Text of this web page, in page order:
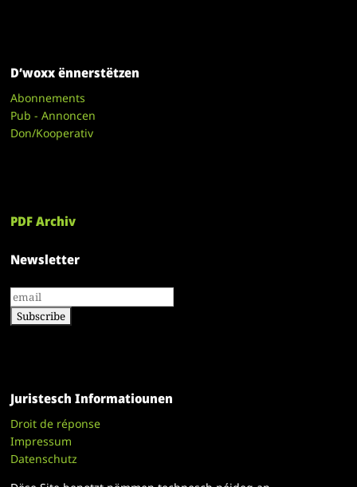
D’woxx ënnerstëtzen
Abonnements
Pub - Annoncen
Don/Kooperativ
PDF Archiv
Newsletter
Juristesch Informatiounen
Droit de réponse
Impressum
Datenschutz